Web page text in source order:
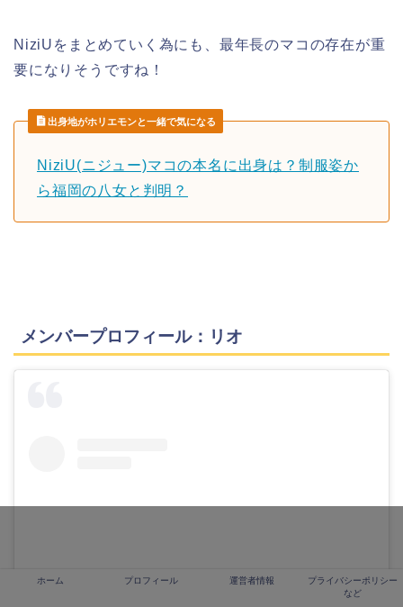
NiziU をまとめていく為にも、 最年長のマコ の存在が重
要になりそうですね！
出身地がホリエモンと一緒で気になる
NiziU(ニジュー)マコの本名に出身は？制服姿か
ら福岡の八女と判明？
メンバープロフィール：リオ
ホーム プロフィール 運営者情報
プライバシーポリシー
など